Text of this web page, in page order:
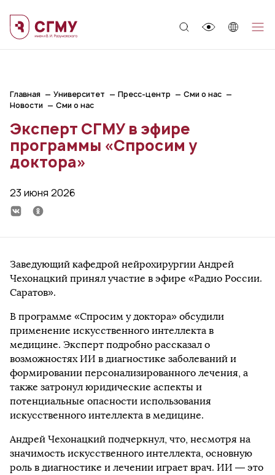
Главная Университет Пресс-центр
Сми о нас
Новости
Сми о нас
Эксперт СГМУ в эфире
программы «Спросим у
доктора»
23 июня 2026
Заведующий кафедрой нейрохирургии Андрей
Чехонацкий принял участие в эфире «Радио России.
Саратов».
В программе «Спросим у доктора» обсудили
применение искусственного интеллекта в
медицине. Эксперт подробно рассказал о
возможностях ИИ в диагностике заболеваний и
формировании персонализированного лечения, а
также затронул юридические аспекты и
потенциальные опасности использования
искусственного интеллекта в медицине.
Андрей Чехонацкий подчеркнул, что, несмотря на
значимость искусственного интеллекта, основную
роль в диагностике и лечении играет врач. ИИ — это